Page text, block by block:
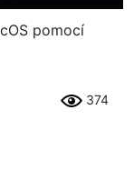
pomocí
374